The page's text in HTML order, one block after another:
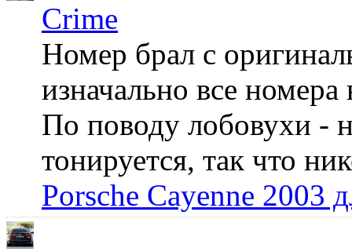
Crime
Номер брал с
изначально все
По поводу лобовухи -
тонируется, так что
Porsche Cayenne 2003